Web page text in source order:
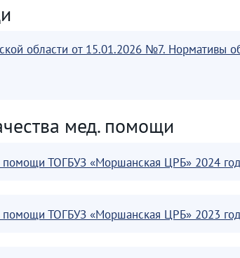
области от 15.01.2026 №7.
мед. помощи
помощи ТОГБУЗ «Моршанская ЦРБ» 2024 год
помощи ТОГБУЗ «Моршанская ЦРБ» 2023 год